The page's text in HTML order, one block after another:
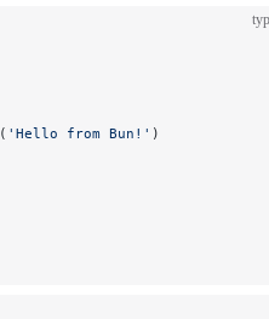
( 'Hello from Bun!' )